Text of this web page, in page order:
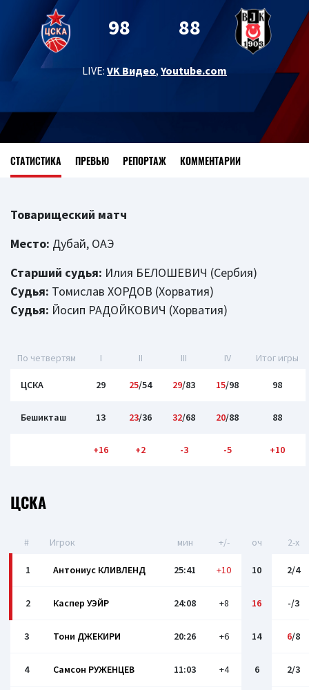
98 88
LIVE: VK Видео, Youtube.com
СТАТИСТИКА ПРЕВЬЮ РЕПОРТАЖ КОММЕНТАРИИ
Товарищеский матч
Место: Дубай, ОАЭ
Старший судья: Илия БЕЛОШЕВИЧ (Сербия)
Судья: Томислав ХОРДОВ (Хорватия)
Судья: Йосип РАДОЙКОВИЧ (Хорватия)
По четвертям I II III IV Итог игры
ЦСКА 29 25/54 29/83 15/98 98
Бешикташ 13 23/36 32/68 20/88 88
+16 +2 -3 -5 +10
ЦСКА
# Игрок мин +/- оч 2-x
1 Антониус КЛИВЛЕНД 25:41 +10 10 2/4
2 Каспер УЭЙР 24:08 +8 16 -/3
3 Тони ДЖЕКИРИ 20:26 +6 14 6/8
4 Самсон РУЖЕНЦЕВ 11:03 +4 6 2/3